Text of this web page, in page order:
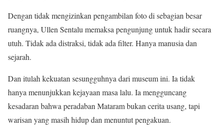
Dengan tidak mengizinkan pengambilan foto di sebagian besar
ruangnya, Ullen Sentalu memaksa pengunjung untuk hadir secara
utuh. Tidak ada distraksi, tidak ada filter. Hanya manusia dan
sejarah.
Dan itulah kekuatan sesungguhnya dari museum ini. Ia tidak
hanya menunjukkan kejayaan masa lalu. Ia mengguncang
kesadaran bahwa peradaban Mataram bukan cerita usang, tapi
warisan yang masih hidup dan menuntut pengakuan.